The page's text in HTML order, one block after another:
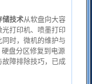
储技术从软盘向大容
打印机、喷墨打印
时，微机的维护与
盘分区修复到电源
障排除技巧，已成